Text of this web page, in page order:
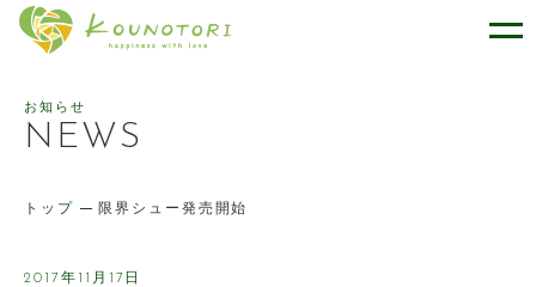
幸せをはこぶケーキのお店 ケー
お知らせ
NEWS
トップ 限界シュー発売開始
2017年11月17日